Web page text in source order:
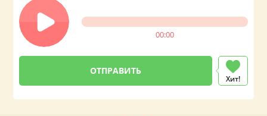
00:00
Хит!